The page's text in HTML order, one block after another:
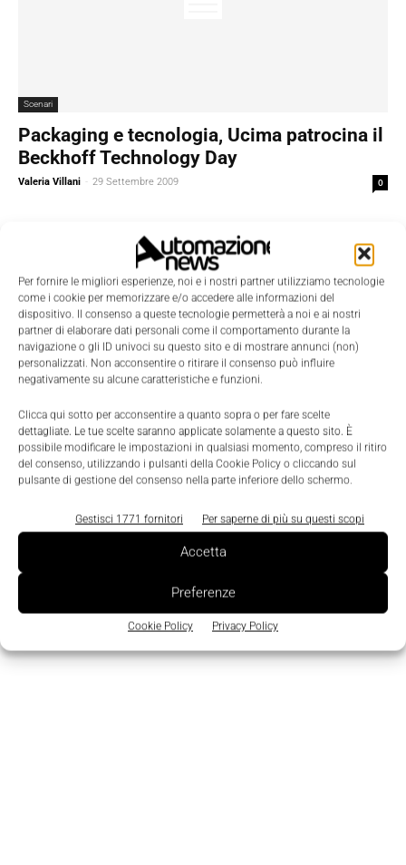
Per fornire le migliori esperienze, noi e i nostri partner utilizziamo tecnologie
come i cookie per memorizzare e/o accedere alle informazioni del
dispositivo. Il consenso a queste tecnologie permetterà a noi e ai nostri
partner di elaborare dati personali come il comportamento durante la
navigazione o gli ID univoci su questo sito e di mostrare annunci (non)
personalizzati. Non acconsentire o ritirare il consenso può influire
negativamente su alcune caratteristiche e funzioni.
Clicca qui sotto per acconsentire a quanto sopra o per fare scelte
dettagliate. Le tue scelte saranno applicate solamente a questo sito. È
possibile modificare le impostazioni in qualsiasi momento, compreso il ritiro
del consenso, utilizzando i pulsanti della Cookie Policy o cliccando sul
pulsante di gestione del consenso nella parte inferiore dello schermo.
Gestisci 1771 fornitori Per saperne di più su questi scopi
Accetta
Preferenze
Cookie Policy Privacy Policy
Scenari
Packaging e tecnologia, Ucima patrocina il
Beckhoff Technology Day
Valeria Villani - 29 Settembre 2009 0
Scenari
Kontron acquisisce Digital Logic
43 44